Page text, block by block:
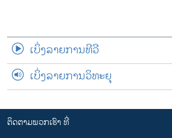
ເບິ່ງລາຍການທີວີ
ເບິ່ງລາຍການວິທະຍຸ
ຕິດຕາມພວກເຮົາ ທີ່